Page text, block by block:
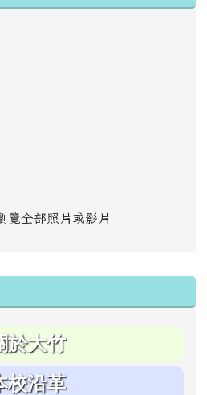
覽全部照片或影片
於大竹
校沿革